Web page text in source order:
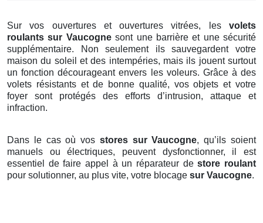
Sur vos ouvertures et ouvertures vitrées, les volets
roulants sur Vaucognesont une barrière et une sécurité
supplémentaire. Non seulement ils sauvegardent votre
maison du soleil et des intempéries, mais ils jouent surtout
un fonction décourageant envers les voleurs. Grâce à des
volets résistants et de bonne qualité, vos objets et votre
foyer sont protégés des efforts d’intrusion, attaque et
infraction.
Dans le cas où vos stores sur Vaucogne, qu’ils soient
manuels ou électriques, peuvent dysfonctionner, il est
essentiel de faire appel à un réparateur destore roulant
pour solutionner, au plus vite, votre blocage sur Vaucogne.